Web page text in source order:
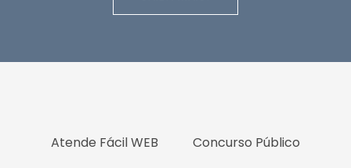
Atende Fácil WEB
Concurso Público